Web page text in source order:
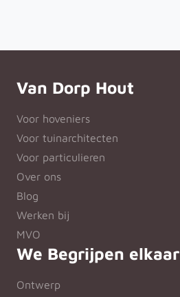
Van Dorp Hout
Voor hoveniers
Voor tuinarchitecten
Voor particulieren
Over ons
Blog
Werken bij
MVO
We Begrijpen elkaar
Ontwerp